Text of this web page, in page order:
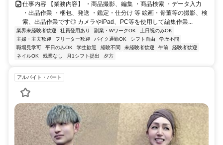
仕事内容 【業務内容】 ・商品撮影、編集 ・商品検索 ・データ入力
・出品作業 ・梱包、発送 ・鑑定・仕分け 等 絵画・骨董等の撮影、検
索、出品作業です◎ カメラやiPad、PC等を使用して編集作業...
業界未経験者歓迎 社員登用あり 副業・WワークOK
土日祝のみOK
主婦・主夫歓迎
フリーター歓迎 バイク通勤OK シフト自由
学歴不問
職場見学可
平日のみOK 学生歓迎 経験不問 未経験者歓迎 午前
経験者歓迎
ネイルOK
残業なし 月1シフト提出 夕方
アルバイト・パート